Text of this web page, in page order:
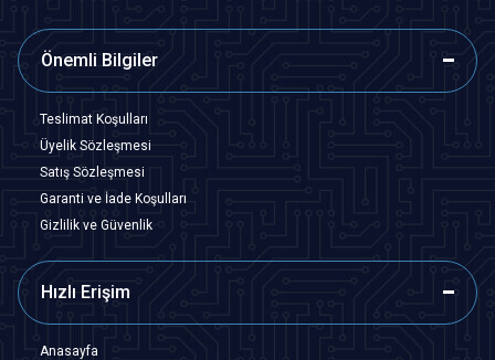
Önemli Bilgiler
Teslimat Koşulları
Üyelik Sözleşmesi
Satış Sözleşmesi
Garanti ve İade Koşulları
Gizlilik ve Güvenlik
Hızlı Erişim
Anasayfa